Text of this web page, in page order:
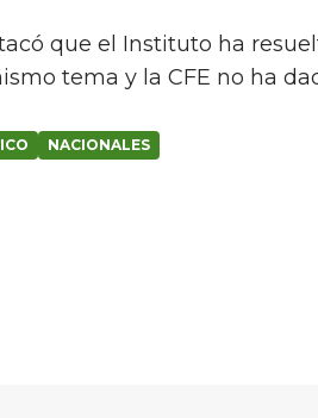
que el Instituto ha
tema y la CFE no ha
NACIONALES